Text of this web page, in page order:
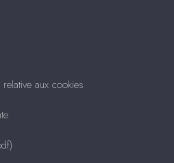
aux cookies